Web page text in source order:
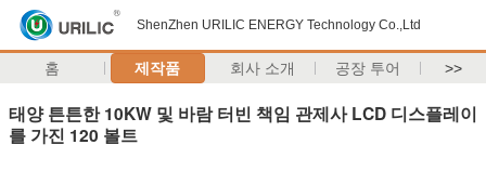
ShenZhen URILIC ENERGY Technology Co.,Ltd
홈 제작품 회사 소개 공장 투어 >>
태양 튼튼한 10KW 및 바람 터빈 책임 관제사 LCD 디스플레이
를 가진 120 볼트